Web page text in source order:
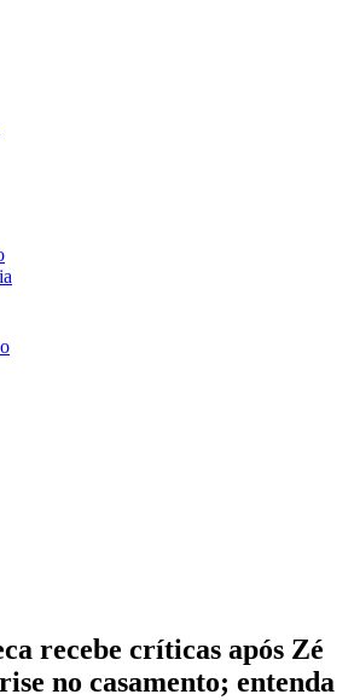
recebe críticas após Zé
no casamento; entenda